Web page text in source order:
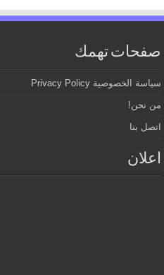
صفحات تهمك
سياسة الخصوصية Privacy Policy
من نحن!
اتصل بنا
اعلان